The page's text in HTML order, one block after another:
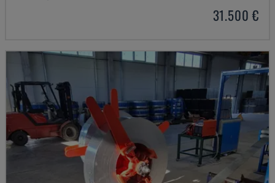
31.500 €